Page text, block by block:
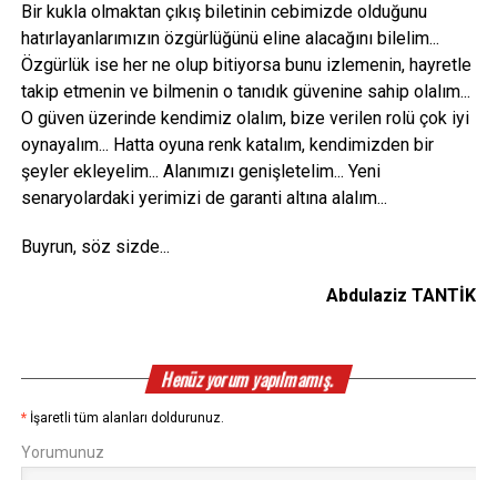
Bir kukla olmaktan çıkış biletinin cebimizde olduğunu
hatırlayanlarımızın özgürlüğünü eline alacağını bilelim...
Özgürlük ise her ne olup bitiyorsa bunu izlemenin, hayretle
takip etmenin ve bilmenin o tanıdık güvenine sahip olalım...
O güven üzerinde kendimiz olalım, bize verilen rolü çok iyi
oynayalım... Hatta oyuna renk katalım, kendimizden bir
şeyler ekleyelim... Alanımızı genişletelim... Yeni
senaryolardaki yerimizi de garanti altına alalım...
Buyrun, söz sizde...
Abdulaziz TANTİK
Henüz yorum yapılmamış.
* İşaretli tüm alanları doldurunuz.
Yorumunuz